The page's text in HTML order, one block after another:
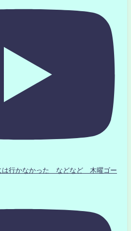
行かなかった などなど 木曜ゴー